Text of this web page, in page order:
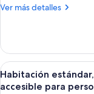
grande
con
sofá
cama,
Ver más detalles
Más
Grand,
cama
de
Abrir
todas
6
Habitación
accesible para